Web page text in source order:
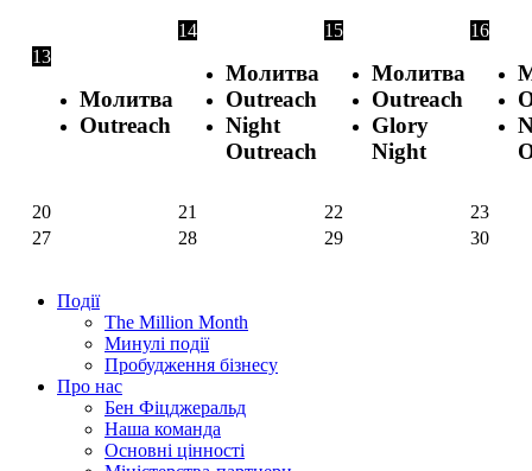
13
Молитва
Outreach
14
Молитва
Outreach
Night
Outreach
15
Молитва
Outreach
Glory
Night
16
20 21 22
23
27
28 29 30
Події
The Million Month
Минулі події
Пробудження бізнесу
Про нас
Бен Фіцджеральд
Наша команда
Основні цінності